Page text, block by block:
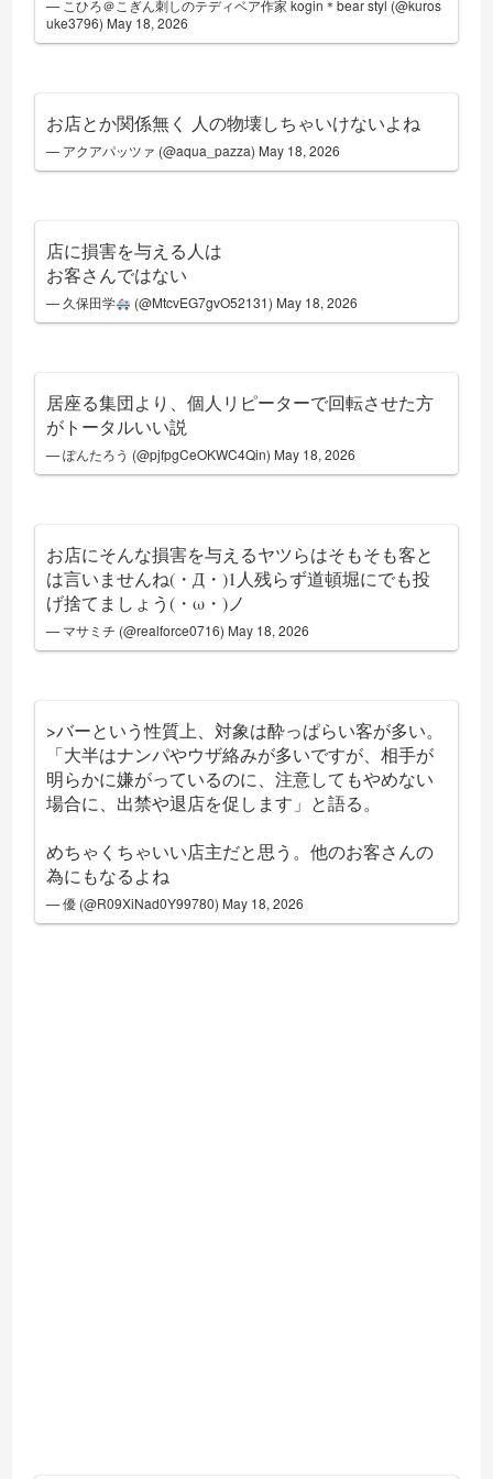
— こひろ＠こぎん刺しのテディベア作家 kogin＊bear styl (@kuros
uke3796) May 18, 2026
お店とか関係無く 人の物壊しちゃいけないよね
— アクアパッツァ (@aqua_pazza) May 18, 2026
店に損害を与える人は
お客さんではない
— 久保田学 (@MtcvEG7gvO52131) May 18, 2026
居座る集団より、個人リピーターで回転させた方
がトータルいい説
— ぽんたろう (@pjfpgCeOKWC4Qin) May 18, 2026
お店にそんな損害を与えるヤツらはそもそも客と
は言いませんね(・Д・)1人残らず道頓堀にでも投
げ捨てましょう(・ω・)ノ
— マサミチ (@realforce0716) May 18, 2026
>バーという性質上、対象は酔っぱらい客が多い。
「大半はナンパやウザ絡みが多いですが、相手が
明らかに嫌がっているのに、注意してもやめない
場合に、出禁や退店を促します」と語る。
めちゃくちゃいい店主だと思う。他のお客さんの
為にもなるよね
— 優 (@R09XiNad0Y99780) May 18, 2026